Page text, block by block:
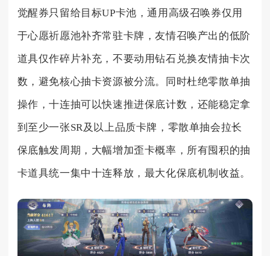
觉醒券只留给目标UP卡池，通用高级召唤券仅用
于心愿祈愿池补齐常驻卡牌，友情召唤产出的低阶
道具仅作碎片补充，不要动用钻石兑换友情抽卡次
数，避免核心抽卡资源被分流。同时杜绝零散单抽
操作，十连抽可以快速推进保底计数，还能稳定拿
到至少一张SR及以上品质卡牌，零散单抽会拉长
保底触发周期，大幅增加歪卡概率，所有囤积的抽
卡道具统一集中十连释放，最大化保底机制收益。